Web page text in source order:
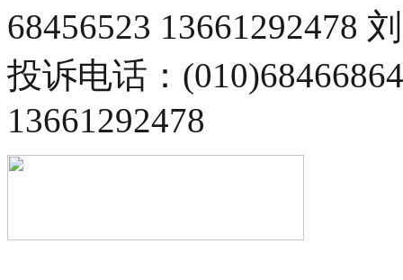
68456523 13661292478
投诉电话：
13661292478